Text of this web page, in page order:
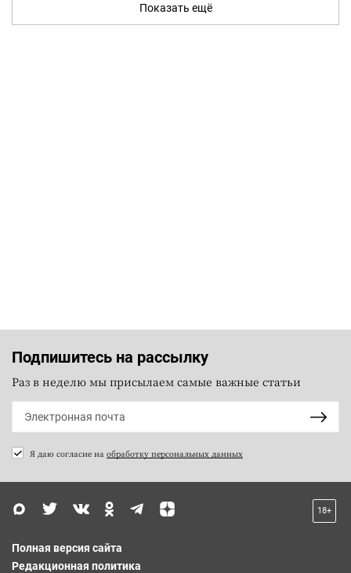
Показать ещё
Подпишитесь на рассылку
Раз в неделю мы присылаем самые важные статьи
Я даю согласие на обработку персональных данных
18+
Полная версия сайта
Редакционная политика